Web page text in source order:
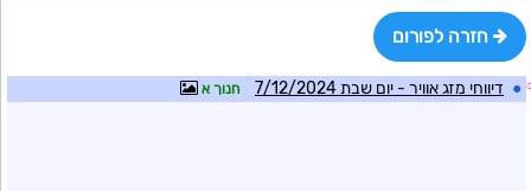
חזרה לפורום
● דיווחי מזג אוויר - יום שבת 7/12/2024 חנוך א